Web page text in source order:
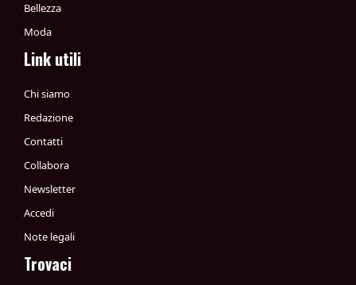
Bellezza
Moda
Link utili
Chi siamo
Redazione
Contatti
Collabora
Newsletter
Accedi
Note legali
Trovaci